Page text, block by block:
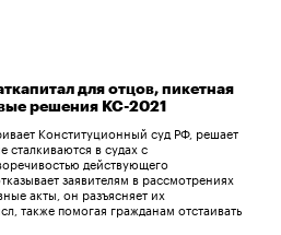
для отцов, пикетная
решения КС-2021
Конституционный суд РФ, решает
в судах с
действующего
заявителям в рассмотрениях
акты, он разъясняет их
также помогая гражданам отстаивать